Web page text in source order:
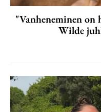
"Vanheneminen on
Wilde